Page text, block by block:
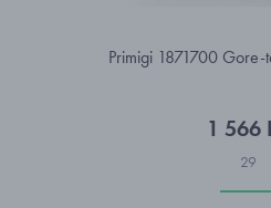
Primigi 1871700
1 566
29